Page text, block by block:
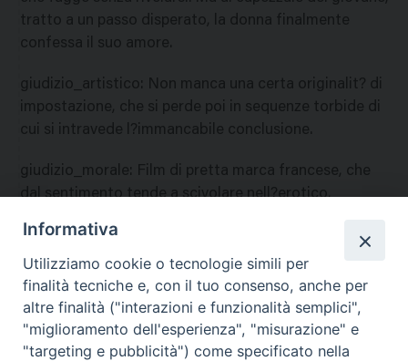
tratto a un passo disperato, la donna finalmente
confessa il suo amore.
giudizio_artistico: Non manca una certa originalit? di
impostazione, che si perde poi in sequenze torbide di
cui si intravede l?immancabile conclusione.
giudizio_morale: Film di pretta marca francese, che
dal sentimento tende a scivolare nell?erotico,
un romanticismo fuori tempo. La pellicola ? da
escludersi per tutti. E
nazione:Francia
Informativa
Utilizziamo cookie o tecnologie simili per
finalità tecniche e, con il tuo consenso, anche per
altre finalità ("interazioni e funzionalità semplici",
"miglioramento dell'esperienza", "misurazione" e
"targeting e pubblicità") come specificato nella